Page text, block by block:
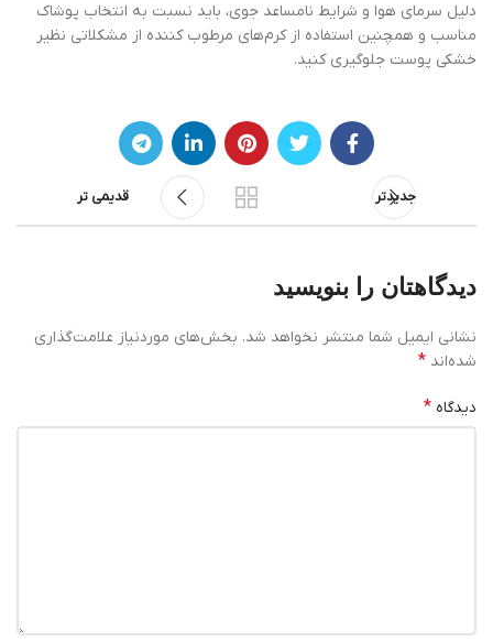
دلیل سرمای هوا و شرایط نامساعد جوی، باید نسبت به انتخاب پوشاک
مناسب و همچنین استفاده از کرم‌های مرطوب کننده از مشکلاتی نظیر
خشکی پوست جلوگیری کنید.
جدیدتر قدیمی تر
دیدگاهتان را بنویسید
نشانی ایمیل شما منتشر نخواهد شد. بخش‌های موردنیاز علامت‌گذاری
شده‌اند *
دیدگاه *